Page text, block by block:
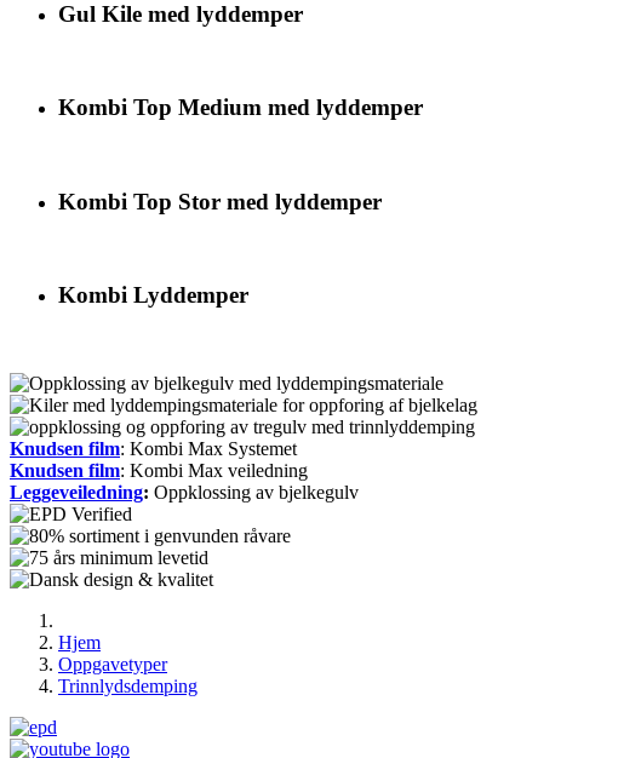
Gul Kile med lyddemper
Kombi Top Medium med lyddemper
Kombi Top Stor med lyddemper
Kombi Lyddemper
Knudsen film: Kombi Max Systemet
Knudsen film: Kombi Max veiledning
Leggeveiledning: Oppklossing av bjelkegulv
Hjem
Oppgavetyper
Trinnlydsdemping